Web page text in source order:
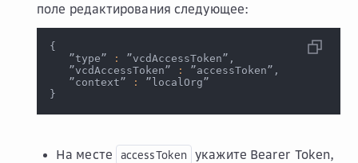
поле редактирования следующее:
{
   ”type”
:
”vcdAccessToken”,
   ”vcdAccessToken”
:
”accessToken”,
   ”context”
:
”localOrg”
}
На месте accessToken укажите Bearer Token,